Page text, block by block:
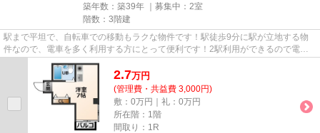
築年数：築39年 ｜募集中： 2室
階数：3階建
駅まで平坦で、自転車での移動もラクな物件です！駅徒歩9分に駅が立地する物
件なので、電車を多く利用する方にとって便利です！2駅利用ができるので電車
の利用に役立つ物件です！こち...
2.7万円
(管理費・共益費 3,000円)
敷：0万円｜礼：0万円
所在階：1階
間取り：1R